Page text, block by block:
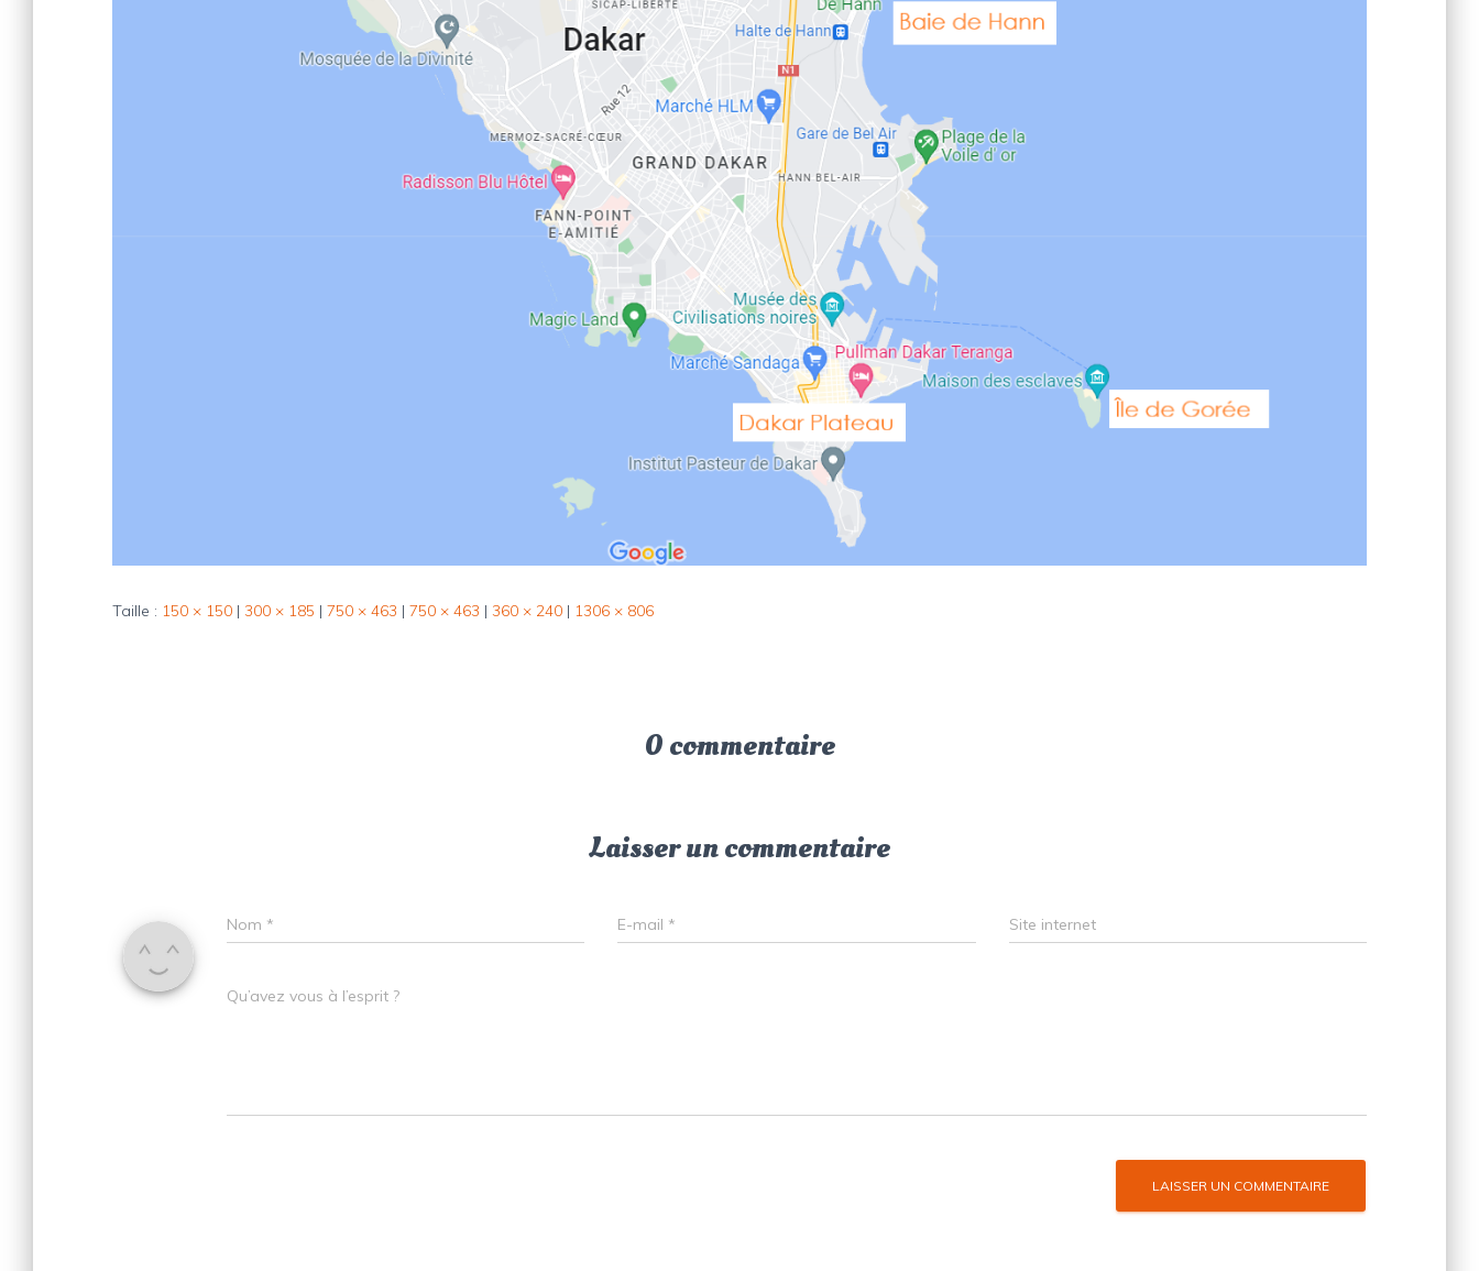
Taille : 150 × 150 | 300 × 185 | 750 × 463 | 750 × 463 | 360 × 240 | 1306 × 806
0 commentaire
Laisser un commentaire
Nom * E-mail * Site internet
Qu’avez vous à l’esprit ?